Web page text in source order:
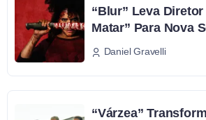
“Blur” Leva
Matar” Para Nova
Daniel Gravelli
“Várzea”